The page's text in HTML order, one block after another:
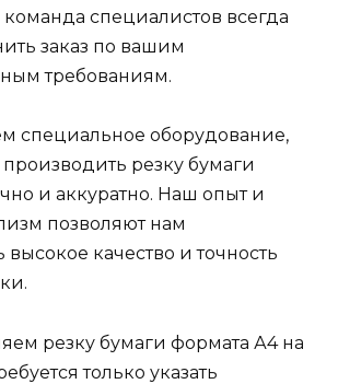
специалистов всегда
заказ по вашим
требованиям.
специальное оборудование,
резку бумаги
и аккуратно. Наш опыт и
позволяют нам
высокое качество и точность
резку бумаги формата А4 на
только указать